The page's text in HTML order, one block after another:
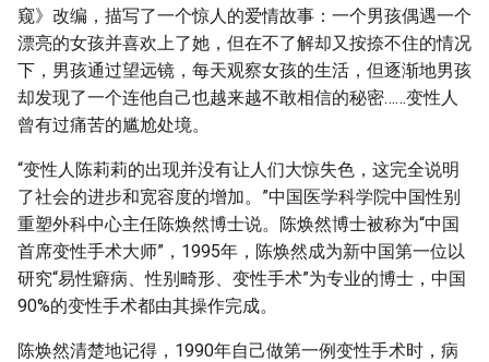
窥》改编，描写了一个惊人的爱情故事：一个男孩偶遇一个
漂亮的女孩并喜欢上了她，但在不了解却又按捺不住的情况
下，男孩通过望远镜，每天观察女孩的生活，但逐渐地男孩
却发现了一个连他自己也越来越不敢相信的秘密……变性人
曾有过痛苦的尴尬处境。
“变性人陈莉莉的出现并没有让人们大惊失色，这完全说明
了社会的进步和宽容度的增加。”中国医学科学院中国性别
重塑外科中心主任陈焕然博士说。陈焕然博士被称为“中国
首席变性手术大师”，1995年，陈焕然成为新中国第一位以
研究“易性癖病、性别畸形、变性手术”为专业的博士，中国
90%的变性手术都由其操作完成。
陈焕然清楚地记得，1990年自己做第一例变性手术时，病